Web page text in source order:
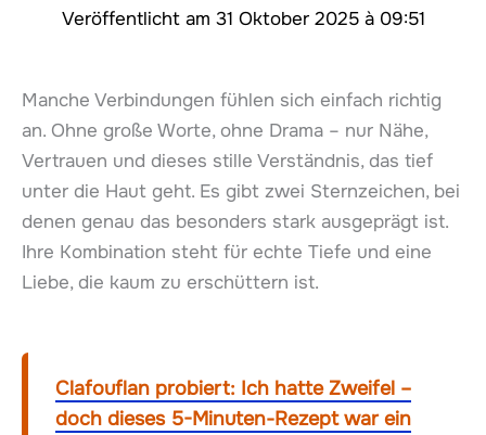
31 Oktober 2025 à 09:51
Manche Verbindungen fühlen sich einfach richtig
an. Ohne große Worte, ohne Drama – nur Nähe,
Vertrauen und dieses stille Verständnis, das tief
unter die Haut geht. Es gibt zwei Sternzeichen, bei
denen genau das besonders stark ausgeprägt ist.
Ihre Kombination steht für echte Tiefe und eine
Liebe, die kaum zu erschüttern ist.
Clafouflan probiert: Ich hatte Zweifel –
doch dieses 5-Minuten-Rezept war ein